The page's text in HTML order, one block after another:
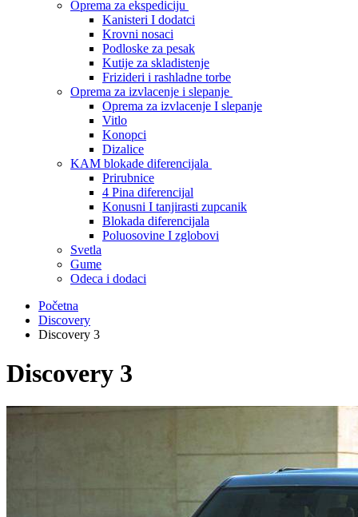
Oprema za ekspediciju
Kanisteri I dodatci
Krovni nosaci
Podloske za pesak
Kutije za skladistenje
Frizideri i rashladne torbe
Oprema za izvlacenje i slepanje
Oprema za izvlacenje I slepanje
Vitlo
Konopci
Dizalice
KAM blokade diferencijala
Prirubnice
4 Pina diferencijal
Konusni I tanjirasti zupcanik
Blokada diferencijala
Poluosovine I zglobovi
Svetla
Gume
Odeca i dodaci
Početna
Discovery
Discovery 3
Discovery 3